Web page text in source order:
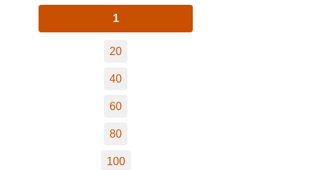
1
20
40
60
80
100